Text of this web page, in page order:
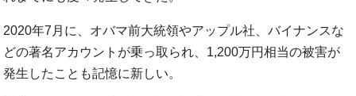
2020年7月に、オバマ前大統領やアップル社、バイナンスな
どの著名アカウントが乗っ取られ、1,200万円相当の被害が
発生したことも記憶に新しい。